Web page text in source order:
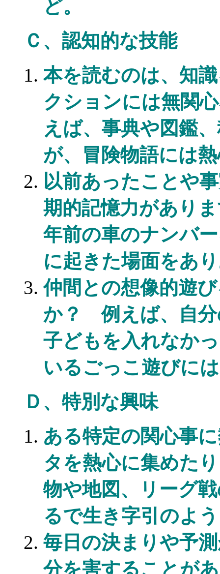
ど。
Ｃ、認知的な技能
本を読むのは、知
クションには無関
えば、事典や図鑑
が、冒険物語には
以前あったことや
期的記憶力があり
年前の車のナンバ
に起きた場面をあ
仲間との想像的遊
か？ 例えば、自分
子どもを入れなか
いるごっこ遊びに
Ｄ、特別な興味
ある特定の関心事
タを熱心に集めた
物や地図、リーグ
るで生き字引のよ
毎日の決まりや予
分を害することが